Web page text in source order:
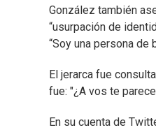
González también
“usurpación de
“Soy una persona de
El jerarca fue
fue: "¿A vos te
En su cuenta de